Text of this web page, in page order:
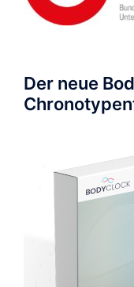
Der neue